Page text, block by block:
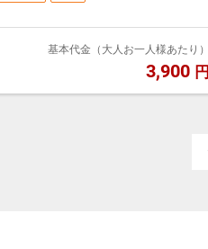
基本代金（大人お一人様あたり）
3,900 円